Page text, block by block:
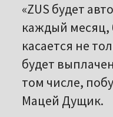
«ZUS будет
каждый месяц,
касается не
будет
том числе,
Мацей Дущик.